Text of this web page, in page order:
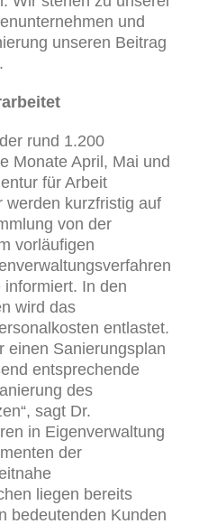
und
unseren Beitrag
rund 1.200
Monate April, Mai und
für Arbeit
werden kurzfristig auf
von der
vorläufigen
In den
wird das
entlastet.
einen Sanierungsplan
entsprechende
des
sagt Dr.
in Eigenverwaltung
der
liegen bereits
bedeutenden Kunden